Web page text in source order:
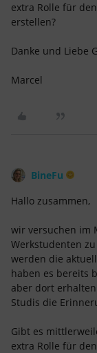
extra Rolle für
erstellen?
Danke und Liebe
Marcel
BineFu
Hallo zusammen,
wir versuchen im
Werkstudenten
werden die
haben es bereits
aber dort
Studis die
Gibt es
extra Rolle für